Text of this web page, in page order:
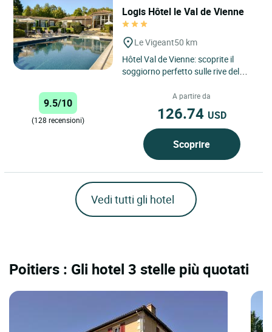
Logis Hôtel le Val de Vienne
Le Vigeant50 km
Hôtel Val de Vienne: scoprite il
soggiorno perfetto sulle rive del
romantica sulle rive...
9.5/10
(128 recensioni)
A partire da
126.74 USD
Scoprire
Vedi tutti gli hotel
Poitiers : Gli hotel 3 stelle più quotati